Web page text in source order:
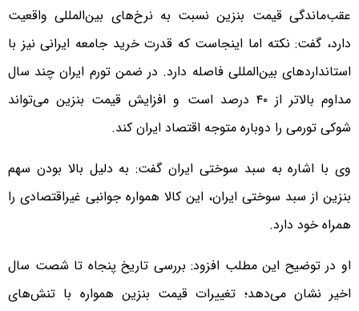
عقب‌ماندگی قیمت بنزین نسبت به نرخ‌های بین‌المللی واقعیت
دارد، گفت: نکته اما اینجاست که قدرت خرید جامعه ایرانی نیز با
استانداردهای بین‌المللی فاصله دارد. در ضمن تورم ایران چند سال
مداوم بالاتر از ۴۰ درصد است و افزایش قیمت بنزین می‌تواند
شوکی تورمی را دوباره متوجه اقتصاد ایران کند.
وی با اشاره به سبد سوختی ایران گفت: به دلیل بالا بودن سهم
بنزین از سبد سوختی ایران، این کالا همواره جوانبی غیراقتصادی را
همراه خود دارد.
او در توضیح این مطلب افزود: بررسی تاریخ پنجاه تا شصت سال
اخیر نشان می‌دهد؛ تغییرات قیمت بنزین همواره با تنش‌های